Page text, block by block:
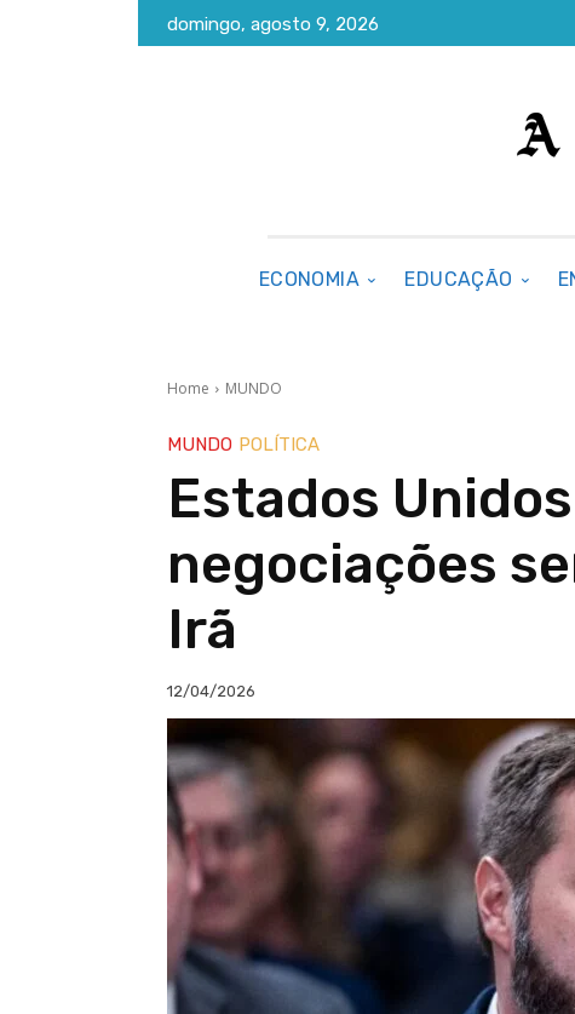
domingo, agosto 9, 2026
ECONOMIA EDUCAÇÃO
Home MUNDO
MUNDO POLÍTICA
Estados
negociações
Irã
12/04/2026